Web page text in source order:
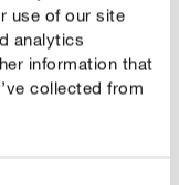
use of our site
analytics
information that
collected from
přezimovat
neklesají pod bod
lépe a
koruna by však